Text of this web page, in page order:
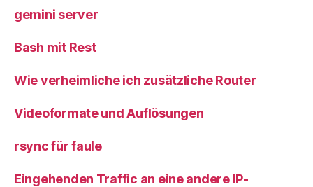
gemini server
Bash mit Rest
Wie verheimliche ich zusätzliche Router
Videoformate und Auflösungen
rsync für faule
Eingehenden Traffic an eine andere IP-